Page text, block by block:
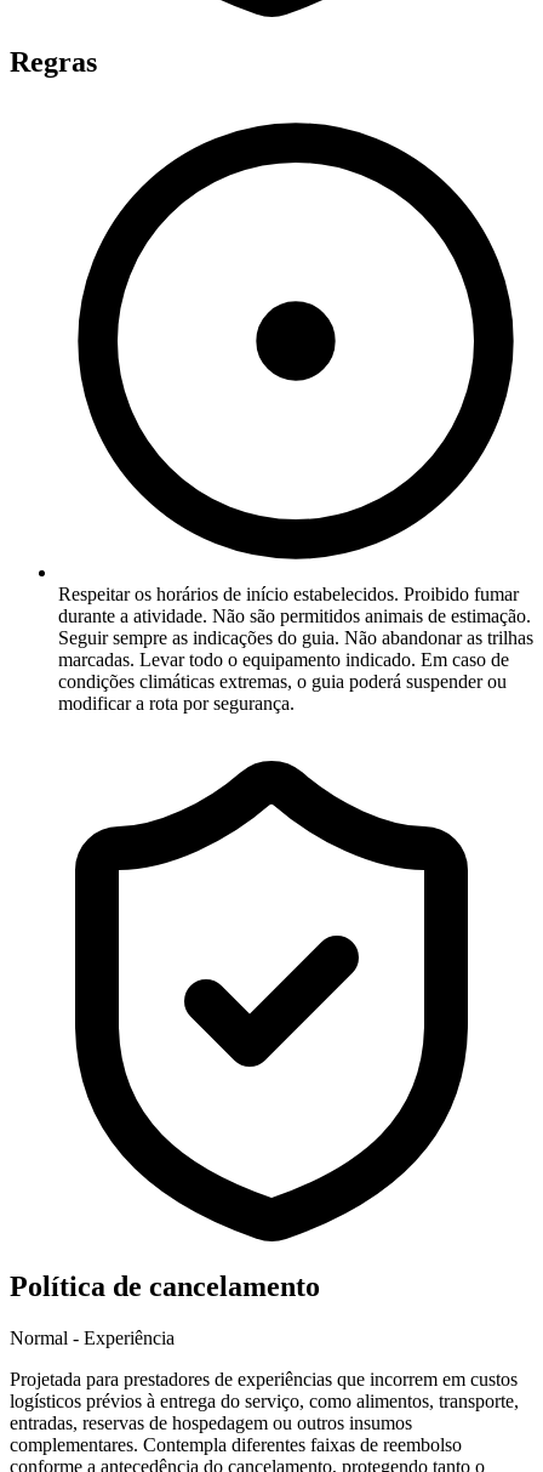
Regras
Respeitar os horários de início estabelecidos. Proibido fumar
durante a atividade. Não são permitidos animais de estimação.
Seguir sempre as indicações do guia. Não abandonar as trilhas
marcadas. Levar todo o equipamento indicado. Em caso de
condições climáticas extremas, o guia poderá suspender ou
modificar a rota por segurança.
Política de cancelamento
Normal - Experiência
Projetada para prestadores de experiências que incorrem em custos
logísticos prévios à entrega do serviço, como alimentos, transporte,
entradas, reservas de hospedagem ou outros insumos
complementares. Contempla diferentes faixas de reembolso
conforme a antecedência do cancelamento, protegendo tanto o